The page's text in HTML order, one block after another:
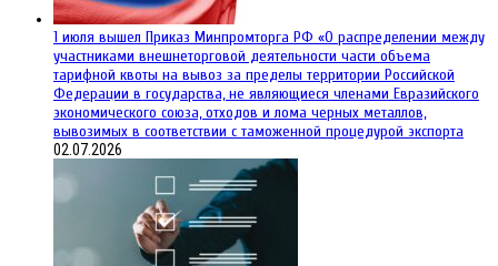
1 июля вышел Приказ Минпромторга РФ «О распределении между
участниками внешнеторговой деятельности части объема
тарифной квоты на вывоз за пределы территории Российской
Федерации в государства, не являющиеся членами Евразийского
экономического союза, отходов и лома черных металлов,
вывозимых в соответствии с таможенной процедурой экспорта
02.07.2026